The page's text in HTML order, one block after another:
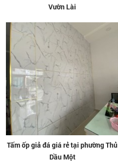
Vườn Lài
Tấm ốp giả đá giá rẻ tại phường Thủ
Dầu Một